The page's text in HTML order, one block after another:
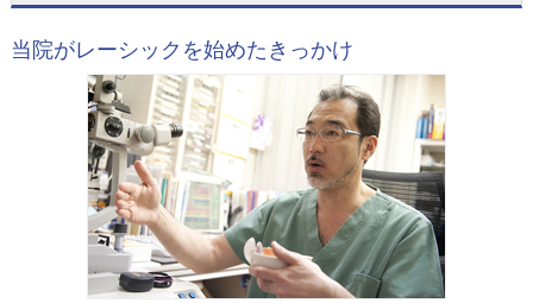
当院がレーシックを始めたきっかけ